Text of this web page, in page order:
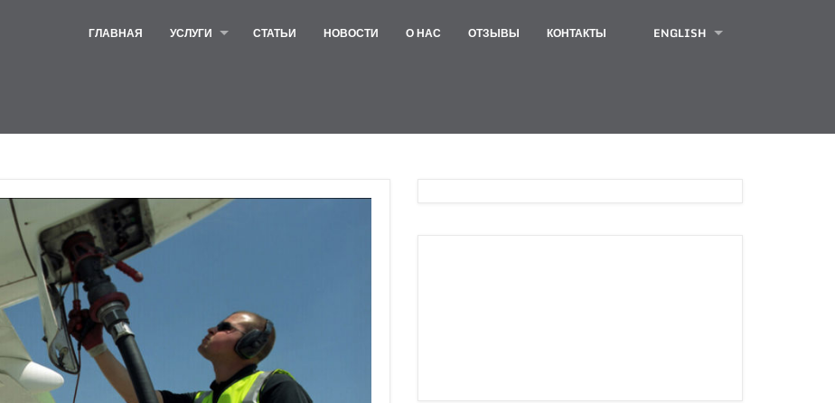
ГЛАВНАЯ УСЛУГИ СТАТЬИ НОВОСТИ О НАС ОТЗЫВЫ КОНТАКТЫ ENGLISH